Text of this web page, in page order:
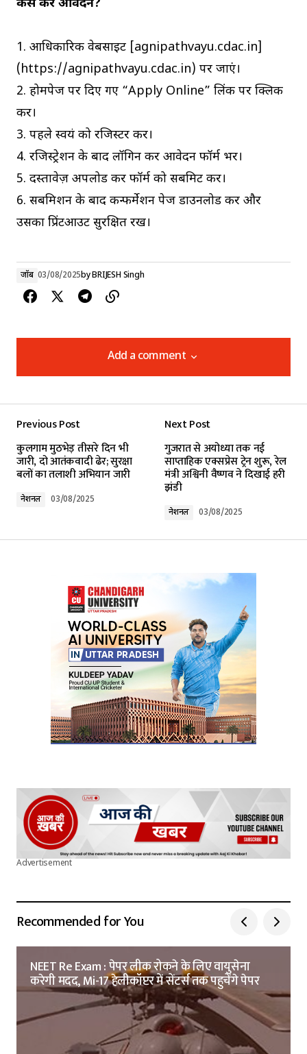
कैसे करें आवेदन?
1. आधिकारिक वेबसाइट [agnipathvayu.cdac.in]
(https://agnipathvayu.cdac.in) पर जाएं।
2. होमपेज पर दिए गए “Apply Online” लिंक पर क्लिक
करें।
3. पहले स्वयं को रजिस्टर करें।
4. रजिस्ट्रेशन के बाद लॉगिन कर आवेदन फॉर्म भरें।
5. दस्तावेज़ अपलोड कर फॉर्म को सबमिट करें।
6. सबमिशन के बाद कन्फर्मेशन पेज डाउनलोड करें और
उसका प्रिंटआउट सुरक्षित रखें।
जॉब 03/08/2025byBRIJESH Singh
Add a comment
Add a comment
Required fields are marked*
Your E-mail*
Submit Comment
Previous Post
कुलगाम मुठभेड़ तीसरे दिन भी
जारी, दो आतंकवादी ढेर; सुरक्षा
बलों का तलाशी अभियान जारी
नेशनल 03/08/2025
Next Post
गुजरात से अयोध्या तक नई
साप्ताहिक एक्सप्रेस ट्रेन शुरू, रेल
मंत्री अश्विनी वैष्णव ने दिखाई हरी
झंडी
नेशनल 03/08/2025
Advertisement
Recommended for You
NEET Re Exam : पेपर लीक रोकने के लिए वायुसेना
करेगी मदद, Mi-17 हेलीकॉप्टर में सेंटर्स तक पहुचेंगे पेपर